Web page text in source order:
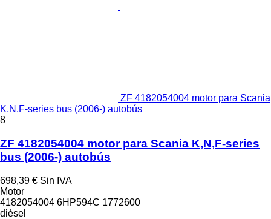
ZF 4182054004 motor para Scania
K,N,F-series bus (2006-) autobús
8
ZF 4182054004 motor para Scania K,N,F-series
bus (2006-) autobús
698,39 € Sin IVA
Motor
4182054004 6HP594C 1772600
diésel